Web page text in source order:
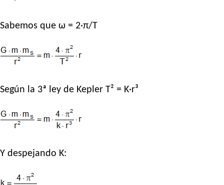
Sabemos que ω = 2·π/T
Según la 3ª ley de Kepler T² = K·r³
Y despejando K: